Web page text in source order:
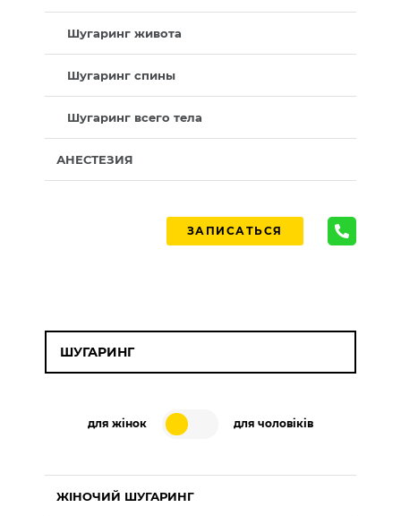
Шугаринг живота
Шугаринг спины
Шугаринг всего тела
АНЕСТЕЗИЯ
ЗАПИСАТЬСЯ
ШУГАРИНГ
для жінок для чоловіків
ЖІНОЧИЙ ШУГАРИНГ